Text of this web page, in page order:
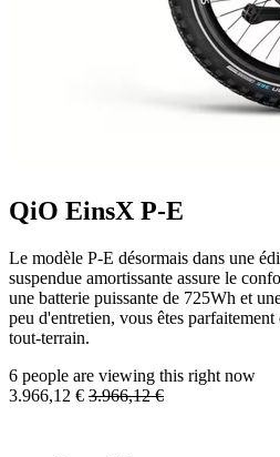
QiO EinsX P-E
Le modèle P-E désormais dans une
suspendue amortissante assure le
une batterie puissante de 725Wh et
peu d'entretien, vous êtes
tout-terrain.
6 people are viewing this right now
3.966,12 € 3.966,12€